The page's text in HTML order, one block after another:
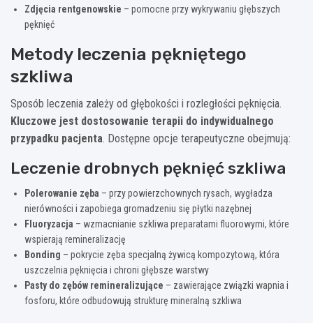
Zdjęcia rentgenowskie – pomocne przy wykrywaniu głębszych
pęknięć
Metody leczenia pękniętego
szkliwa
Sposób leczenia zależy od głębokości i rozległości pęknięcia.
Kluczowe jest dostosowanie terapii do indywidualnego
przypadku pacjenta. Dostępne opcje terapeutyczne obejmują:
Leczenie drobnych pęknięć szkliwa
Polerowanie zęba – przy powierzchownych rysach, wygładza
nierówności i zapobiega gromadzeniu się płytki nazębnej
Fluoryzacja – wzmacnianie szkliwa preparatami fluorowymi, które
wspierają remineralizację
Bonding – pokrycie zęba specjalną żywicą kompozytową, która
uszczelnia pęknięcia i chroni głębsze warstwy
Pasty do zębów remineralizujące – zawierające związki wapnia i
fosforu, które odbudowują strukturę mineralną szkliwa